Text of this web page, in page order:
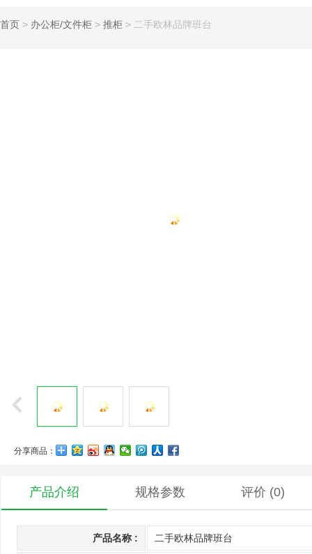
首页 > 办公柜/文件柜 > 推柜 > 二手欧林品牌班台
分享商品：
产品介绍 规格参数 评价 (0)
产品名称 : 二手欧林品牌班台